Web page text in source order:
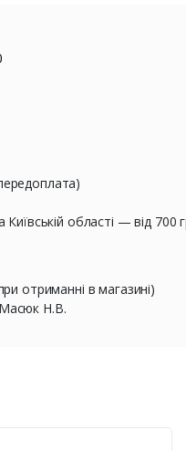
області — від 700
отриманні в магазині)
Н.В.